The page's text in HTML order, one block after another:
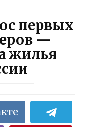
первых
—
жилья